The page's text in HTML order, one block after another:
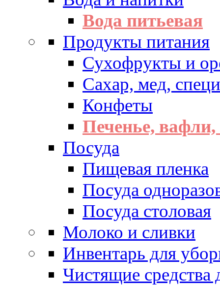
Вода питьевая
Продукты питания
Сухофрукты и
Сахар, мед,
Конфеты
Печенье,
Посуда
Пищевая пленка
Посуда
Посуда столовая
Молоко и сливки
Инвентарь для
Чистящие средства